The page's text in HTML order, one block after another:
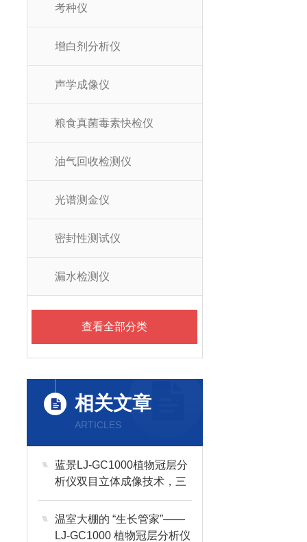
考种仪
增白剂分析仪
声学成像仪
粮食真菌毒素快检仪
油气回收检测仪
光谱测金仪
密封性测试仪
漏水检测仪
查看全部分类
相关文章
ARTICLES
蓝景LJ-GC1000植物冠层分
析仪双目立体成像技术，三
维冠层解析能力
温室大棚的 “生长管家”——
LJ-GC1000 植物冠层分析仪